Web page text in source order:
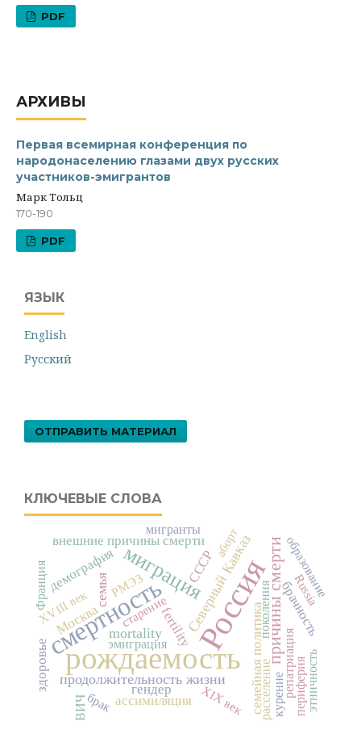
PDF
АРХИВЫ
Первая всемирная конференция по
народонаселению глазами двух русских
участников-эмигрантов
Марк Тольц
170-190
PDF
ЯЗЫК
English
Русский
ОТПРАВИТЬ МАТЕРИАЛ
КЛЮЧЕВЫЕ СЛОВА
Россия
рождаемость
смертность
миграция причины смерти
Северный Кавказ
продолжительность жизни
mortality
семья
семейная политика
гендер
внешние причины смерти
fertility
Москва брачность
демография СССР
ассимиляция
здоровье
Франция Russia
аборт
брак
эмиграция репатриация
РМЭЗ образование
поколения
периферия
расселение
мигранты
этничность
XIX век
XVIII век
курение
ВИЧ
старение